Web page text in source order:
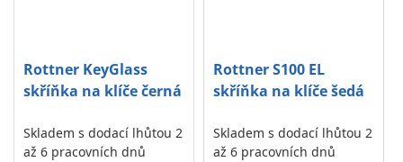
Rottner KeyGlass
skříňka na klíče černá
Skladem s dodací lhůtou 2
až 6 pracovních dnů
Rottner S100 EL
skříňka na klíče šedá
Skladem s dodací lhůtou 2
až 6 pracovních dnů